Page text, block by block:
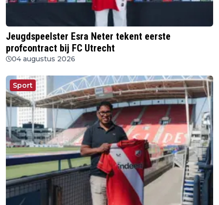
Jeugdspeelster Esra Neter tekent eerste
profcontract bij FC Utrecht
04 augustus 2026
Sport